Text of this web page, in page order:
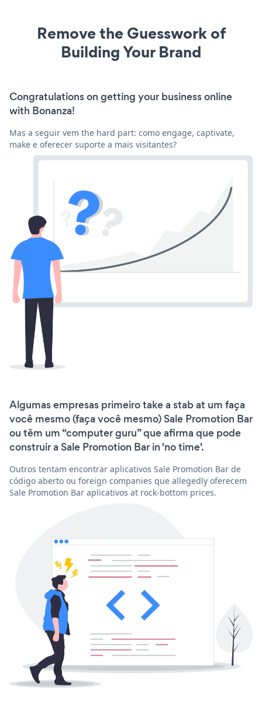
Remove the Guesswork of
Building Your Brand
Congratulations on getting your business online
with Bonanza!
Mas a seguir vem the hard part: como engage, captivate,
make e oferecer suporte a mais visitantes?
Algumas empresas primeiro take a stab at um faça
você mesmo (faça você mesmo) Sale Promotion Bar
ou têm um “computer guru” que afirma que pode
construir a Sale Promotion Bar in 'no time'.
Outros tentam encontrar aplicativos Sale Promotion Bar de
código aberto ou foreign companies que allegedly oferecem
Sale Promotion Bar aplicativos at rock-bottom prices.